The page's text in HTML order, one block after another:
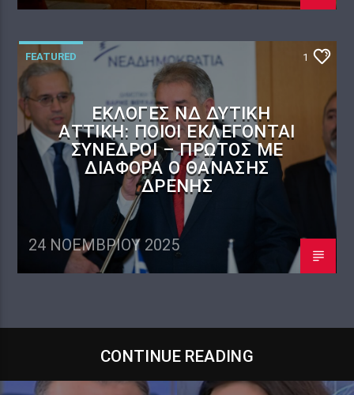
FEATURED 1
ΕΚΛΟΓΈΣ ΝΔ ΔΥΤΙΚΉ
ΑΤΤΙΚΉ: ΠΟΙΟΙ ΕΚΛΈΓΟΝΤΑΙ
ΣΎΝΕΔΡΟΙ – ΠΡΏΤΟΣ ΜΕ
ΔΙΑΦΟΡΆ Ο ΘΑΝΆΣΗΣ
ΔΡΈΝΗΣ
24 ΝΟΕΜΒΡΊΟΥ 2025
CONTINUE READING